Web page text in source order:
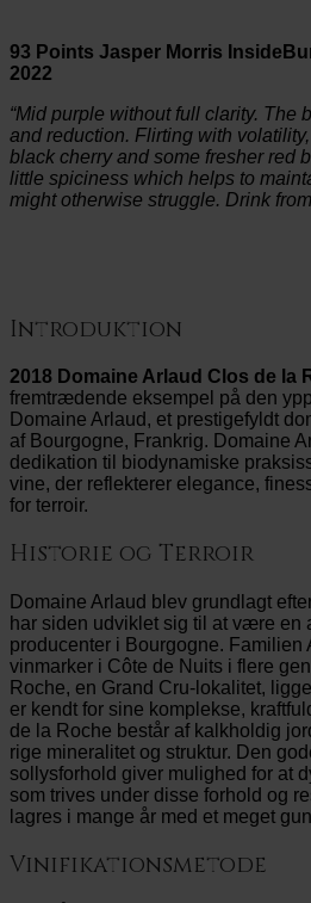
93 Points Jasper Morris
2022
“Mid purple without full clarity. The
and reduction. Flirting with
black cherry and some fresher red
little spiciness which helps to
might otherwise struggle. Drink
Introduktion
2018 Domaine Arlaud Clos de la
fremtrædende eksempel på den
Domaine Arlaud, et prestigefyldt
af Bourgogne, Frankrig. Domaine
dedikation til biodynamiske
vine, der reflekterer elegance,
for terroir.
Historie og Terroir
Domaine Arlaud blev grundlagt
har siden udviklet sig til at være en
producenter i Bourgogne. Familien
vinmarker i Côte de Nuits i flere
Roche, en Grand Cru-lokalitet,
er kendt for sine komplekse,
de la Roche består af kalkholdig
rige mineralitet og struktur. Den
sollysforhold giver mulighed for at
som trives under disse forhold og
lagres i mange år med et meget
Vinifikationsmetode